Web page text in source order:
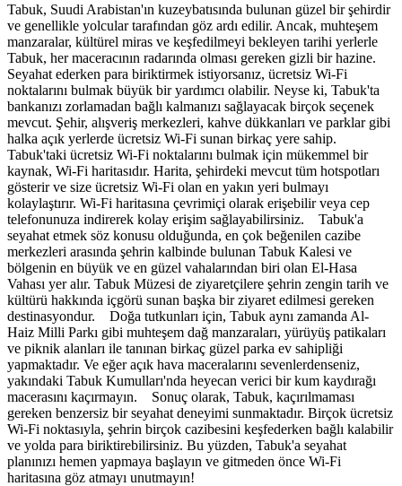
Tabuk, Suudi Arabistan'ın kuzeybatısında bulunan güzel bir şehirdir
ve genellikle yolcular tarafından göz ardı edilir. Ancak, muhteşem
manzaralar, kültürel miras ve keşfedilmeyi bekleyen tarihi yerlerle
Tabuk, her maceracının radarında olması gereken gizli bir hazine.
Seyahat ederken para biriktirmek istiyorsanız, ücretsiz Wi-Fi
noktalarını bulmak büyük bir yardımcı olabilir. Neyse ki, Tabuk'ta
bankanızı zorlamadan bağlı kalmanızı sağlayacak birçok seçenek
mevcut. Şehir, alışveriş merkezleri, kahve dükkanları ve parklar gibi
halka açık yerlerde ücretsiz Wi-Fi sunan birkaç yere sahip.
Tabuk'taki ücretsiz Wi-Fi noktalarını bulmak için mükemmel bir
kaynak, Wi-Fi haritasıdır. Harita, şehirdeki mevcut tüm hotspotları
gösterir ve size ücretsiz Wi-Fi olan en yakın yeri bulmayı
kolaylaştırır. Wi-Fi haritasına çevrimiçi olarak erişebilir veya cep
telefonunuza indirerek kolay erişim sağlayabilirsiniz. Tabuk'a
seyahat etmek söz konusu olduğunda, en çok beğenilen cazibe
merkezleri arasında şehrin kalbinde bulunan Tabuk Kalesi ve
bölgenin en büyük ve en güzel vahalarından biri olan El-Hasa
Vahası yer alır. Tabuk Müzesi de ziyaretçilere şehrin zengin tarih ve
kültürü hakkında içgörü sunan başka bir ziyaret edilmesi gereken
destinasyondur. Doğa tutkunları için, Tabuk aynı zamanda Al-
Haiz Milli Parkı gibi muhteşem dağ manzaraları, yürüyüş patikaları
ve piknik alanları ile tanınan birkaç güzel parka ev sahipliği
yapmaktadır. Ve eğer açık hava maceralarını sevenlerdenseniz,
yakındaki Tabuk Kumulları'nda heyecan verici bir kum kaydırağı
macerasını kaçırmayın. Sonuç olarak, Tabuk, kaçırılmaması
gereken benzersiz bir seyahat deneyimi sunmaktadır. Birçok ücretsiz
Wi-Fi noktasıyla, şehrin birçok cazibesini keşfederken bağlı kalabilir
ve yolda para biriktirebilirsiniz. Bu yüzden, Tabuk'a seyahat
planınızı hemen yapmaya başlayın ve gitmeden önce Wi-Fi
haritasına göz atmayı unutmayın!